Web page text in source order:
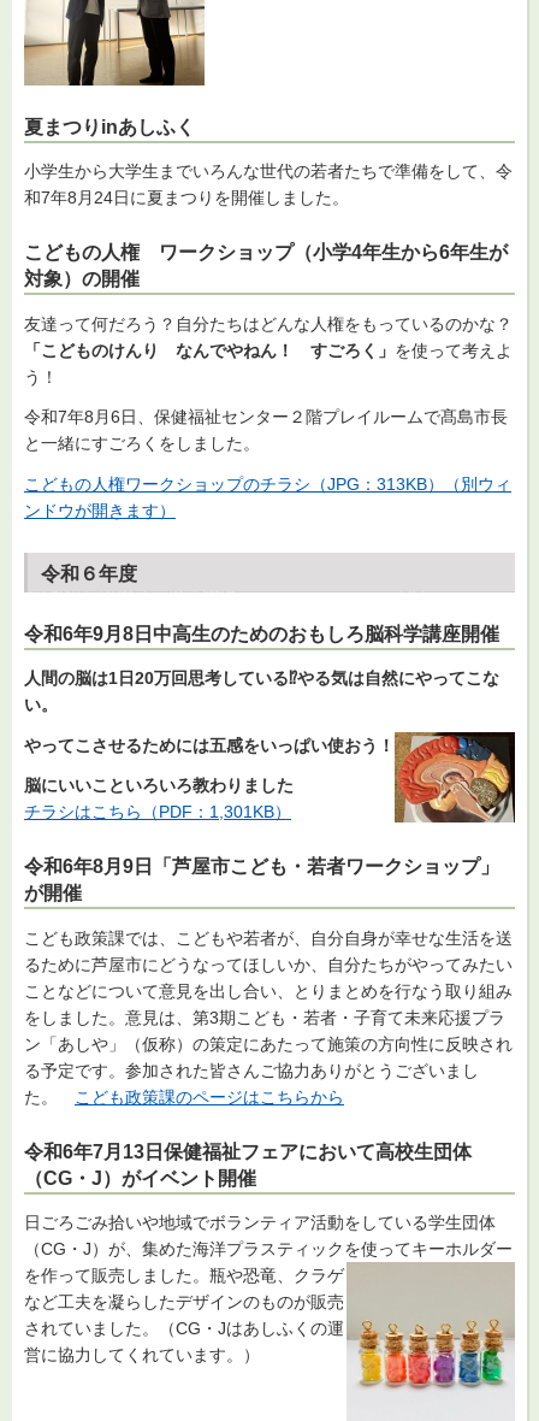
夏まつりinあしふく
小学生から大学生までいろんな世代の若者たちで準備をして、令
和7年8月24日に夏まつりを開催しました。
こどもの人権 ワークショップ（小学4年生から6年生が
対象）の開催
友達って何だろう？自分たちはどんな人権をもっているのかな？
「こどものけんり なんでやねん！ すごろく」 を使って考えよ
う！
令和7年8月6日、保健福祉センター２階プレイルームで髙島市長
と一緒にすごろくをしました。
こどもの人権ワークショップのチラシ（JPG：313KB）（別ウィ
ンドウが開きます）
令和６年度
令和6年9月8日中高生のためのおもしろ脳科学講座開催
人間の脳は1日20万回思考している⁉やる気は自然にやってこな
い。
やってこさせるためには五感をいっぱい使おう！
脳にいいこといろいろ教わりました
チラシはこちら（PDF：1,301KB）
令和6年8月9日「芦屋市こども・若者ワークショップ」
が開催
こども政策課では、こどもや若者が、自分自身が幸せな生活を送
るために芦屋市にどうなってほしいか、自分たちがやってみたい
ことなどについて意見を出し合い、とりまとめを行なう取り組み
をしました。意見は、第3期こども・若者・子育て未来応援プラ
ン「あしや」（仮称）の策定にあたって施策の方向性に反映され
る予定です。参加された皆さんご協力ありがとうございまし
た。
こども政策課のページはこちらから
令和6年7月13日保健福祉フェアにおいて高校生団体
（CG・J）がイベント開催
日ごろごみ拾いや地域でボランティア活動をしている学生団体
（CG・J）が、集めた海洋プラスティックを使ってキーホルダー
を作って販売しました。瓶や恐竜、クラゲ
など工夫を凝らしたデザインのものが販売
されていました。（CG・Jはあしふくの運
営に協力してくれています。）